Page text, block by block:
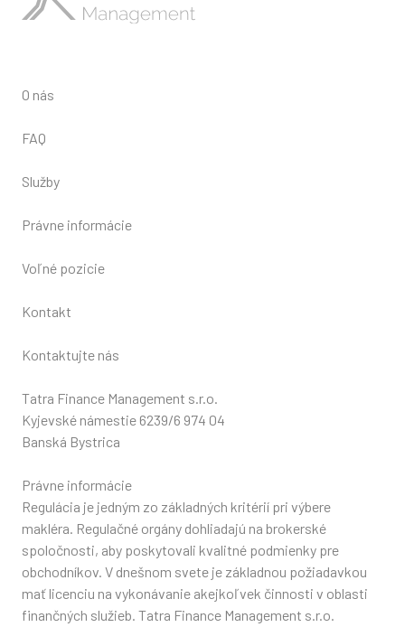
O nás
FAQ
Služby
Právne informácie
Voľné pozicie
Kontakt
Kontaktujte nás
Tatra Finance Management s.r.o.
Kyjevské námestie 6239/6 974 04
Banská Bystrica
Právne informácie
Regulácia je jedným zo základných kritérií pri výbere
makléra. Regulačné orgány dohliadajú na brokerské
spoločnosti, aby poskytovali kvalitné podmienky pre
obchodníkov. V dnešnom svete je základnou požiadavkou
mať licenciu na vykonávanie akejkoľvek činnosti v oblasti
finančných služieb. Tatra Finance Management s.r.o.